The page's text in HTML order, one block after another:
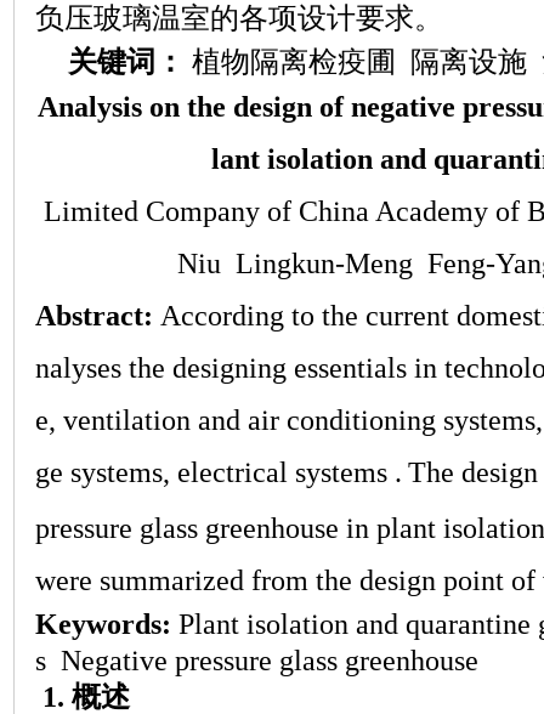
负压玻璃温室的各项设计要求。
关键词： 植物隔离检疫圃 隔离设施
Analysis on the design of negative
lant isolation and
Limited Company of China Academy of
Niu Lingkun-Meng Feng-
Abstract: According to the current
nalyses the designing essentials in t
e, ventilation and air conditioning
ge systems, electrical systems . The
pressure glass greenhouse in plant
were summarized from the design point of
Keywords: Plant isolation and quarantine
s Negative pressure glass greenhouse
1. 概述